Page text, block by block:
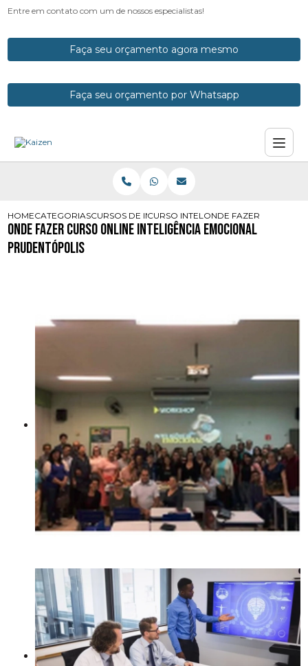
Entre em contato com um de nossos especialistas!
Faça seu orçamento agora mesmo
Faça seu orçamento por Whatsapp
HOMECATEGORIASCURSOS DE INTELIGENCIA EMOCIONAL
CURSO INTELIGENCIA EMOCIONAL
ONDE FAZER CURSO
Onde Fazer Curso Online Inteligência Emocional
Prudentópolis